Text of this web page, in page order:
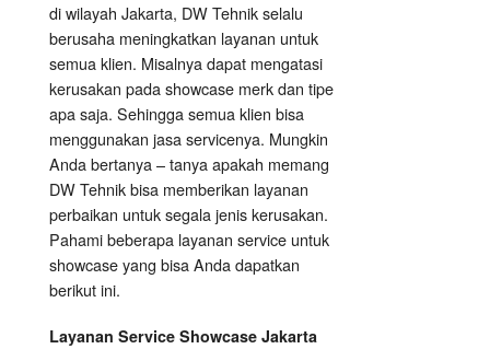
di wilayah Jakarta, DW Tehnik selalu
berusaha meningkatkan layanan untuk
semua klien. Misalnya dapat mengatasi
kerusakan pada showcase merk dan tipe
apa saja. Sehingga semua klien bisa
menggunakan jasa servicenya. Mungkin
Anda bertanya – tanya apakah memang
DW Tehnik bisa memberikan layanan
perbaikan untuk segala jenis kerusakan.
Pahami beberapa layanan service untuk
showcase yang bisa Anda dapatkan
berikut ini.
Layanan Service Showcase Jakarta